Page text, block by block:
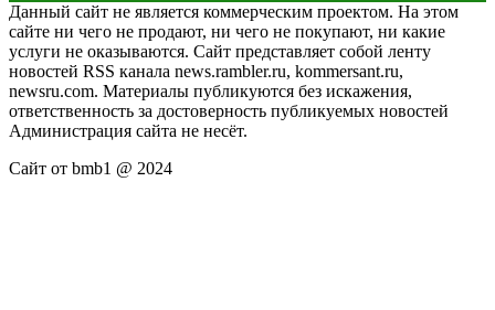
Данный сайт не является коммерческим проектом. На этом
сайте ни чего не продают, ни чего не покупают, ни какие
услуги не оказываются. Сайт представляет собой ленту
новостей RSS канала news.rambler.ru, kommersant.ru,
newsru.com. Материалы публикуются без искажения,
ответственность за достоверность публикуемых новостей
Администрация сайта не несёт.
Сайт от bmb1 @ 2024